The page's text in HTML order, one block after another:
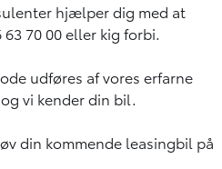
hjælper dig med at
70 00 eller kig forbi.
udføres af vores erfarne
vi kender din bil.
din kommende leasingbil på